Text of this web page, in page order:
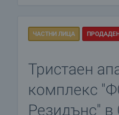
ЧАСТНИ ЛИЦА
Тристаен
комплекс
Резидънс"